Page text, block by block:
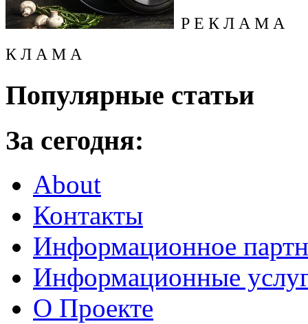
Р Е К Л А М А
К Л А М А
Популярные статьи
За сегодня:
About
Контакты
Информационное
Информационные
О Проекте